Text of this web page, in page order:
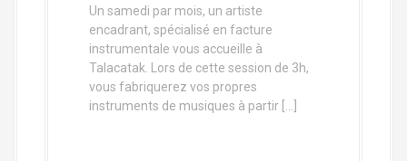
Un samedi par mois, un artiste
encadrant, spécialisé en facture
instrumentale vous accueille à
Talacatak. Lors de cette session de 3h,
vous fabriquerez vos propres
instruments de musiques à partir […]